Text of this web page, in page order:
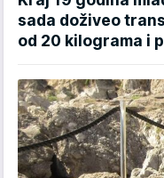
sada doživeo
od 20 kilograma i